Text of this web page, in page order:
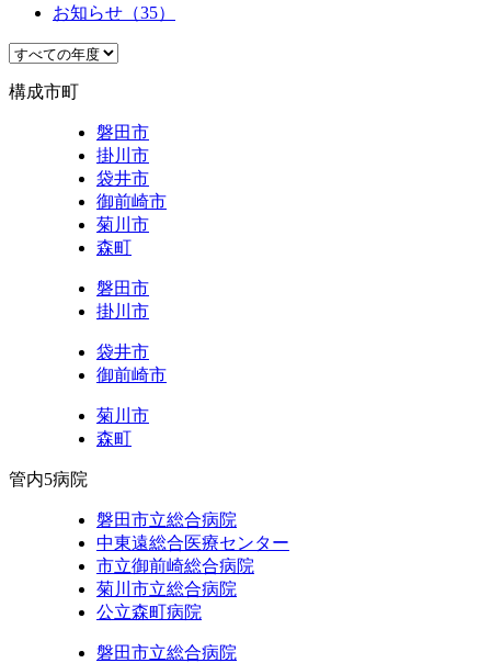
お知らせ（35）
構成市町
磐田市
掛川市
袋井市
御前崎市
菊川市
森町
磐田市
掛川市
袋井市
御前崎市
菊川市
森町
管内5病院
磐田市立総合病院
中東遠総合医療センター
市立御前崎総合病院
菊川市立総合病院
公立森町病院
磐田市立総合病院